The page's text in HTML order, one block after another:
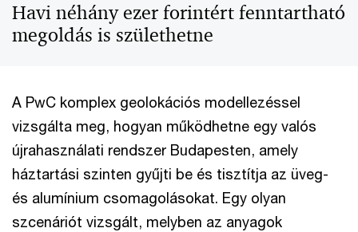
Havi néhány ezer forintért fenntartható
megoldás is születhetne
A PwC komplex geolokációs modellezéssel
vizsgálta meg, hogyan működhetne egy valós
újrahasználati rendszer Budapesten, amely
háztartási szinten gyűjti be és tisztítja az üveg-
és alumínium csomagolásokat. Egy olyan
szcenáriót vizsgált, melyben az anyagok